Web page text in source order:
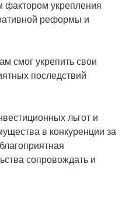
фактором укрепления
реформы и
смог укрепить свои
последствий
льгот и
в конкуренции за
сопровождать и